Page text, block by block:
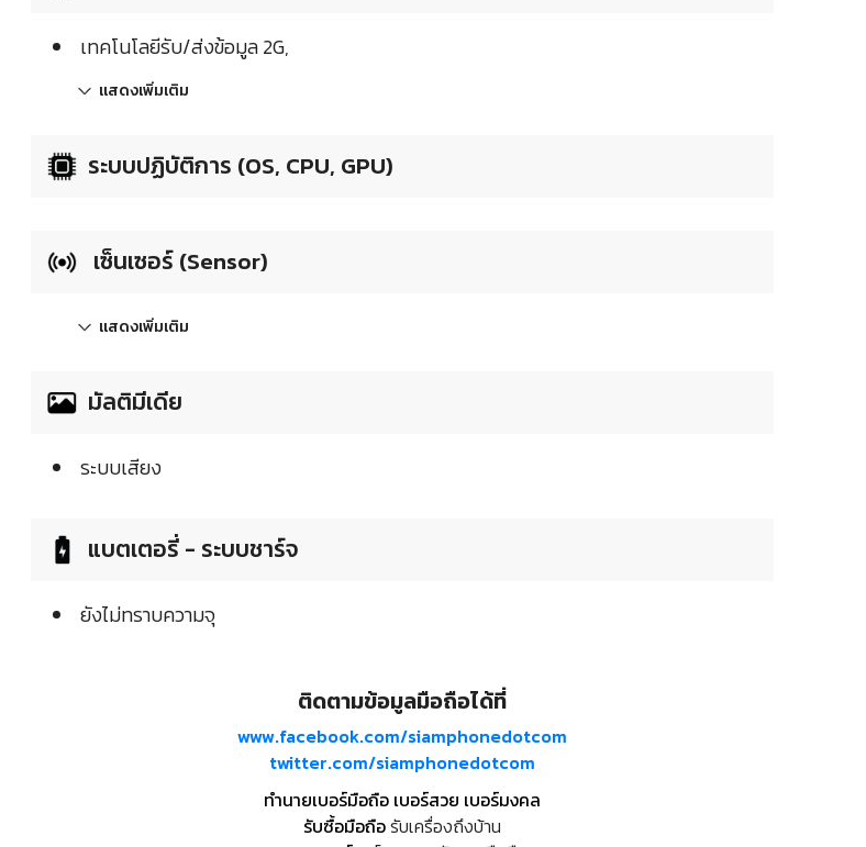
เทคโนโลยีรับ/ส่งข้อมูล 2G,
แสดงเพิ่มเติม
ระบบปฏิบัติการ (OS, CPU, GPU)
เซ็นเซอร์ (Sensor)
แสดงเพิ่มเติม
มัลติมีเดีย
ระบบเสียง
แบตเตอรี่ - ระบบชาร์จ
ยังไม่ทราบความจุ
ติดตามข้อมูลมือถือได้ที่
www.facebook.com/siamphonedotcom
twitter.com/siamphonedotcom
ทำนายเบอร์มือถือ เบอร์สวย เบอร์มงคล
รับซื้อมือถือรับเครื่องถึงบ้าน